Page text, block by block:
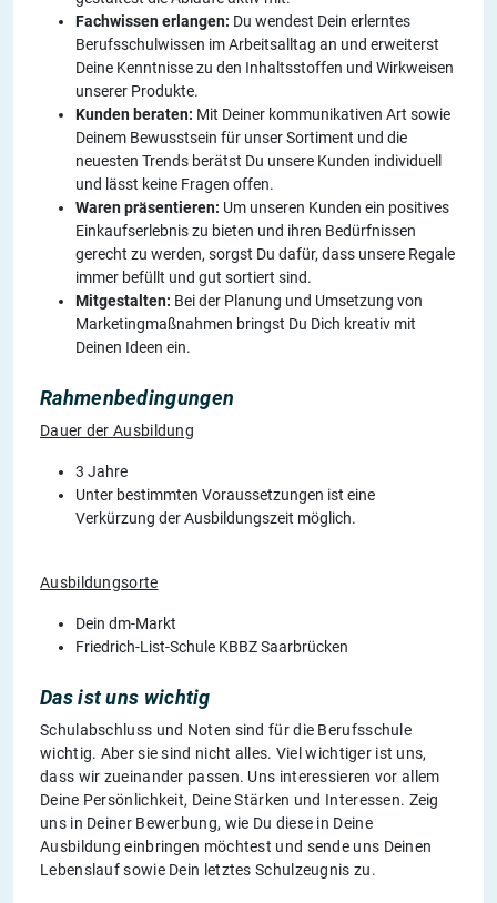
Fachwissen erlangen: Du wendest Dein erlerntes
Berufsschulwissen im Arbeitsalltag an und erweiterst
Deine Kenntnisse zu den Inhaltsstoffen und Wirkweisen
unserer Produkte.
Kunden beraten: Mit Deiner kommunikativen Art sowie
Deinem Bewusstsein für unser Sortiment und die
neuesten Trends berätst Du unsere Kunden individuell
und lässt keine Fragen offen.
Waren präsentieren: Um unseren Kunden ein positives
Einkaufserlebnis zu bieten und ihren Bedürfnissen
gerecht zu werden, sorgst Du dafür, dass unsere Regale
immer befüllt und gut sortiert sind.
Mitgestalten: Bei der Planung und Umsetzung von
Marketingmaßnahmen bringst Du Dich kreativ mit
Deinen Ideen ein.
Rahmenbedingungen
Dauer der Ausbildung
3 Jahre
Unter bestimmten Voraussetzungen ist eine
Verkürzung der Ausbildungszeit möglich.
Ausbildungsorte
Dein dm-Markt
Friedrich-List-Schule KBBZ Saarbrücken
Das ist uns wichtig
Schulabschluss und Noten sind für die Berufsschule
wichtig. Aber sie sind nicht alles. Viel wichtiger ist uns,
dass wir zueinander passen. Uns interessieren vor allem
Deine Persönlichkeit, Deine Stärken und Interessen. Zeig
uns in Deiner Bewerbung, wie Du diese in Deine
Ausbildung einbringen möchtest und sende uns Deinen
Lebenslauf sowie Dein letztes Schulzeugnis zu.